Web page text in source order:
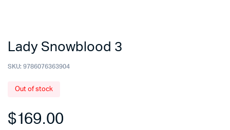
Lady Snowblood 3
SKU: 9786076363904
Out of stock
$169.00